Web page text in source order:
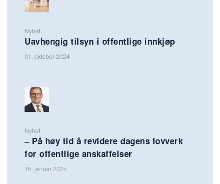
Nyhet
Uavhengig tilsyn i offentlige innkjøp
01. oktober 2024
Nyhet
– På høy tid å revidere dagens lovverk
for offentlige anskaffelser
15. januar 2025